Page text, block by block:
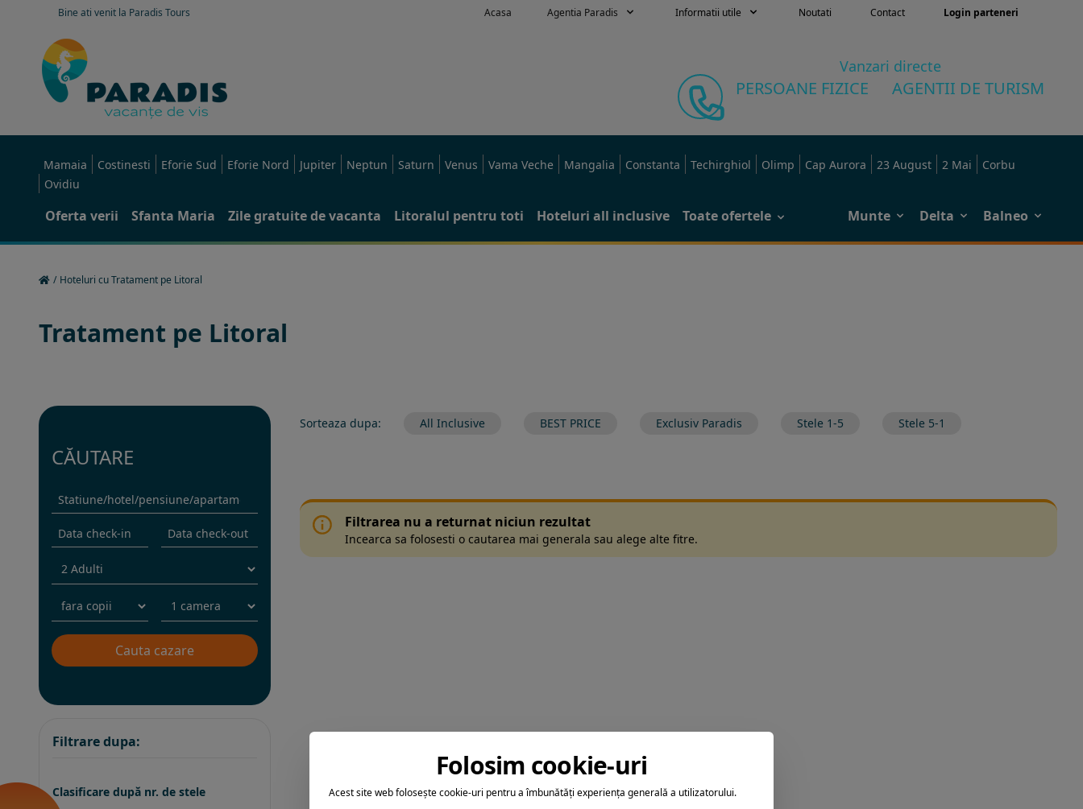
Bine ati venit la Paradis Tours Acasa Agentia Paradis Informatii utile Noutati Contact Login parteneri
Vanzari directe
PERSOANE FIZICE AGENTII DE TURISM
Mamaia Costinesti Eforie Sud Eforie Nord Jupiter Neptun Saturn Venus Vama Veche Mangalia Constanta Techirghiol Olimp Cap Aurora 23 August 2 Mai
Corbu
Ovidiu
Oferta verii Sfanta Maria Zile gratuite de vacanta Litoralul pentru toti Hoteluri all inclusive Toate ofertele Munte Delta Balneo
/ Hoteluri cu Tratament pe Litoral
Tratament pe Litoral
CĂUTARE
Filtrare dupa:
Clasificare după nr. de stele
Sorteaza dupa: All Inclusive BEST PRICE Exclusiv Paradis Stele 1-5 Stele 5-1
Filtrarea nu a returnat niciun rezultat
Incearca sa folosesti o cautarea mai generala sau alege alte fitre.
Folosim cookie-uri
Acest site web folosește cookie-uri pentru a îmbunătăți experiența generală a utilizatorului.